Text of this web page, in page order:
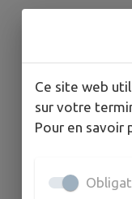
Ce site web
sur votre
Pour en savoir